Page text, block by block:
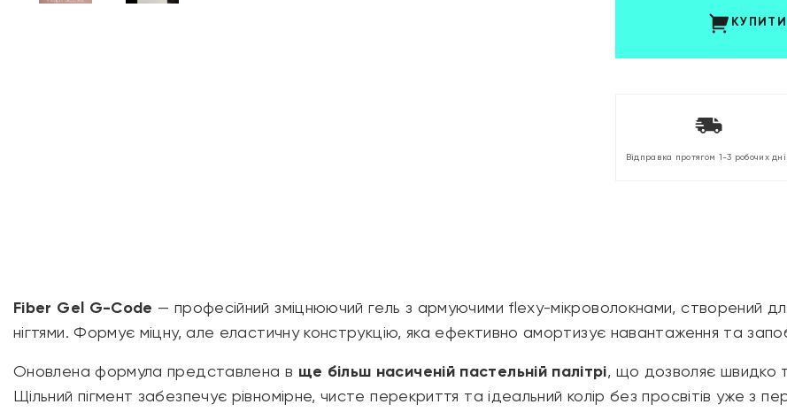
КУПИТИ
Відправка протягом 1-3 робочих
Fiber Gel G-Code — професійний зміцнюючий гель з армуючими flexy-мікроволокнами, створений
нігтями. Формує міцну, але еластичну конструкцію, яка ефективно амортизує навантаження та
Оновлена формула представлена в ще більш насиченій пастельній палітрі, що дозволяє швидко
Щільний пігмент забезпечує рівномірне, чисте перекриття та ідеальний колір без просвітів уже з